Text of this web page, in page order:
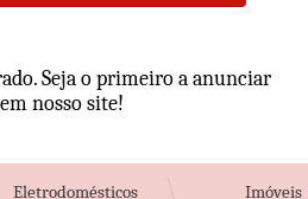
Seja o primeiro a anunciar
nosso site!
Eletrodomésticos Imóveis